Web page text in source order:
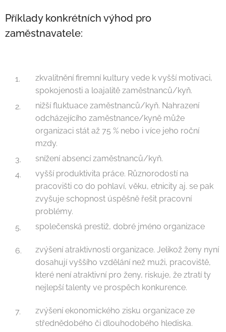
Příklady konkrétních výhod pro
zaměstnavatele:
zkvalitnění firemní kultury vede k vyšší motivaci,
spokojenosti a loajalitě zaměstnanců/kyň.
nižší fluktuace zaměstnanců/kyň. Nahrazení
odcházejícího zaměstnance/kyně může
organizaci stát až 75 % nebo i více jeho roční
mzdy.
snížení absencí zaměstnanců/kyň.
vyšší produktivita práce. Různorodostí na
pracovišti co do pohlaví, věku, etnicity aj. se pak
zvyšuje schopnost úspěšně řešit pracovní
problémy.
společenská prestiž, dobré jméno organizace
zvýšení atraktivnosti organizace. Jelikož ženy nyní
dosahují vyššího vzdělání než muži, pracoviště,
které není atraktivní pro ženy, riskuje, že ztratí ty
nejlepší talenty ve prospěch konkurence.
zvýšení ekonomického zisku organizace ze
střednědobého či dlouhodobého hlediska.